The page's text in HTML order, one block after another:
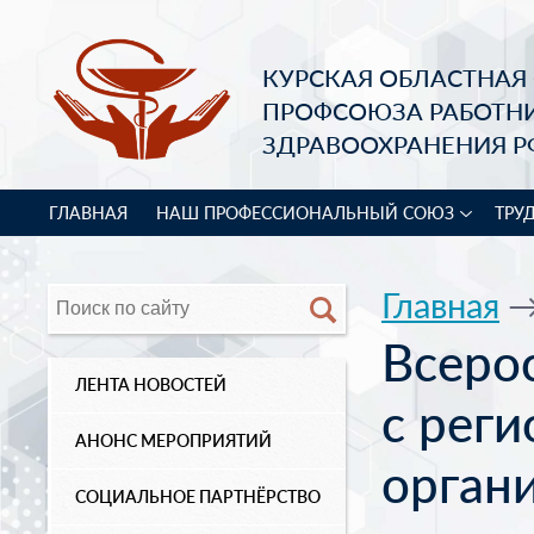
КУРСКАЯ
ПРОФСОЮЗА
ЗДРАВООХРАНЕНИЯ
ГЛАВНАЯ НАШ ПРОФЕССИОНАЛЬНЫЙ СОЮЗ
ЛЕНТА НОВОСТЕЙ
АНОНС МЕРОПРИЯТИЙ
СОЦИАЛЬНОЕ ПАРТНЁРСТВО
Главная
с